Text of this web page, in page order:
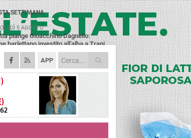
APP
SETTIMANA
5 AGOSTO
piange Gioacchino Dagnello:
barlettano investito all'alba a Trani
6 AGOSTO
di "Cecco", il benzinaio col
«Contava i giorni che lo
pensione»
5 AGOSTO
Party, giovedì mattina
nell'area dell'evento
2 AGOSTO
alla mafia. Nasce il servizio